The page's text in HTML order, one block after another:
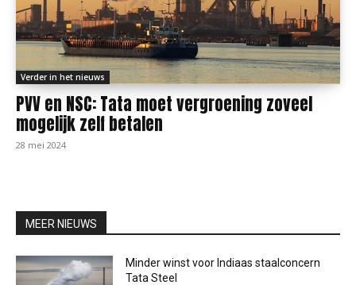
Verder in het nieuws
PVV en NSC: Tata moet vergroening zoveel
mogelijk zelf betalen
28 mei 2024
MEER NIEUWS
Minder winst voor Indiaas staalconcern
Tata Steel